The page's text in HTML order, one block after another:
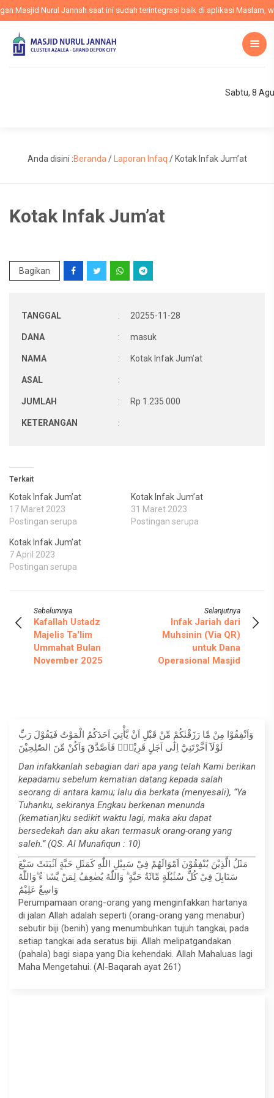
Masjid Nurul Jannah saat ini sudah terintegrasi baik di aplikasi Maslam,
Sabtu, 8
Anda disini :Beranda / Laporan Infaq / Kotak Infak Jum’at
Kotak Infak Jum’at
Bagikan
TANGGAL : 20255-11-28
DANA : masuk
NAMA : Kotak Infak Jum’at
ASAL :
JUMLAH : Rp 1.235.000
KETERANGAN :
Terkait
Kotak Infak Jum’at
17 Maret 2023
Postingan serupa
Kotak Infak Jum’at
31 Maret 2023
Postingan serupa
Kotak Infak Jum’at
7 April 2023
Postingan serupa
Sebelumnya
Kafallah Ustadz
Majelis Ta'lim
Ummahat Bulan
November 2025
Selanjutnya
Infak Jariah dari
Muhsinin (Via QR)
untuk Dana
Operasional Masjid
وَاَنْفِقُوْا مِنْ مَّا رَزَقْنٰكُمْ مِّنْ قَبْلِ اَنْ يَّأْتِيَ اَحَدَكُمُ الْمَوْتُ فَيَقُوْلَ رَبِّ
لَوْلَآ اَخَّرْتَنِيْٓ اِلٰٓى اَجَلٍ قَرِيْبٍۚ فَاَصَّدَّقَ وَاَكُنْ مِّنَ الصّٰلِحِيْنَ
Dan infakkanlah sebagian dari apa yang telah Kami berikan
kepadamu sebelum kematian datang kepada salah
seorang di antara kamu; lalu dia berkata (menyesali), “Ya
Tuhanku, sekiranya Engkau berkenan menunda
(kematian)ku sedikit waktu lagi, maka aku dapat
bersedekah dan aku akan termasuk orang-orang yang
saleh.” (QS. Al Munafiqun : 10)
مَثَلُ الَّذِيْنَ يُنْفِقُوْنَ اَمْوَالَهُمْ فِيْ سَبِيْلِ اللّٰهِ كَمَثَلِ حَبَّةٍ اَنْۢبَتَتْ سَبْعَ
سَنَابِلَ فِيْ كُلِّ سُنْۢبُلَةٍ مِّائَةُ حَبَّةٍ ۗ وَاللّٰهُ يُضٰعِفُ لِمَنْ يَّشَاۤءُ ۗوَاللّٰهُ
وَاسِعٌ عَلِيْمٌ
Perumpamaan orang-orang yang menginfakkan hartanya
di jalan Allah adalah seperti (orang-orang yang menabur)
sebutir biji (benih) yang menumbuhkan tujuh tangkai, pada
setiap tangkai ada seratus biji. Allah melipatgandakan
(pahala) bagi siapa yang Dia kehendaki. Allah Mahaluas lagi
Maha Mengetahui. (Al-Baqarah ayat 261)